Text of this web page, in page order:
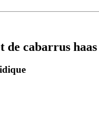
de cabarrus haas